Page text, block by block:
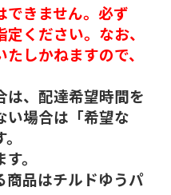
きません。必ず
ください。なお、
しかねますので、
、配達希望時間を
い場合は「希望な
。
品はチルドゆうパ